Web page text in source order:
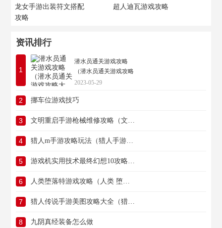
龙女手游出装符文搭配
攻略
超人迪瓦游戏攻略
资讯排行
1
潜水员通关游戏攻略
（潜水员通关游戏攻略
大全）
2023-05-29
2 挪车位游戏技巧
3 文明重启手游枪械维修攻略（文明重启枪身有什么用）
4 猎人m手游攻略玩法（猎人手游攻略大全）
5 游戏机实用技术最终幻想10攻略（switch 最终幻想10）
6 人类堕落特游戏攻略（人类 堕落）
7 猎人传说手游美图攻略大全（猎人传说手游美图攻略大全图文）
8 九阴真经装备怎么做